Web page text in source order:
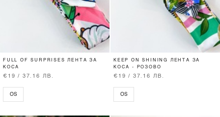
FULL OF SURPRISES ЛЕНТА ЗА
КОСА
€19 / 37.16 ЛВ.
OS
KEEP ON SHINING ЛЕНТА ЗА
КОСА - РОЗОВО
€19 / 37.16 ЛВ.
OS